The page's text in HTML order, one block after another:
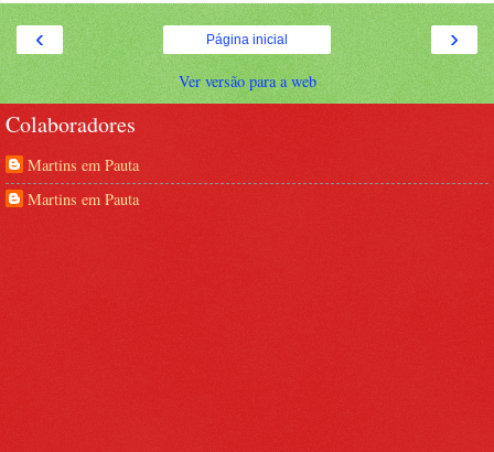
‹ ›
Página inicial
Ver versão para a web
Colaboradores
Martins em Pauta
Martins em Pauta